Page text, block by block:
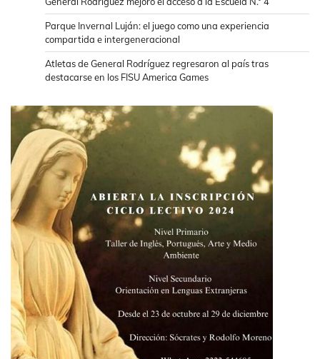
Parque Invernal Luján: el juego como una experiencia
compartida e intergeneracional
Atletas de General Rodríguez regresaron al país tras
destacarse en los FISU America Games